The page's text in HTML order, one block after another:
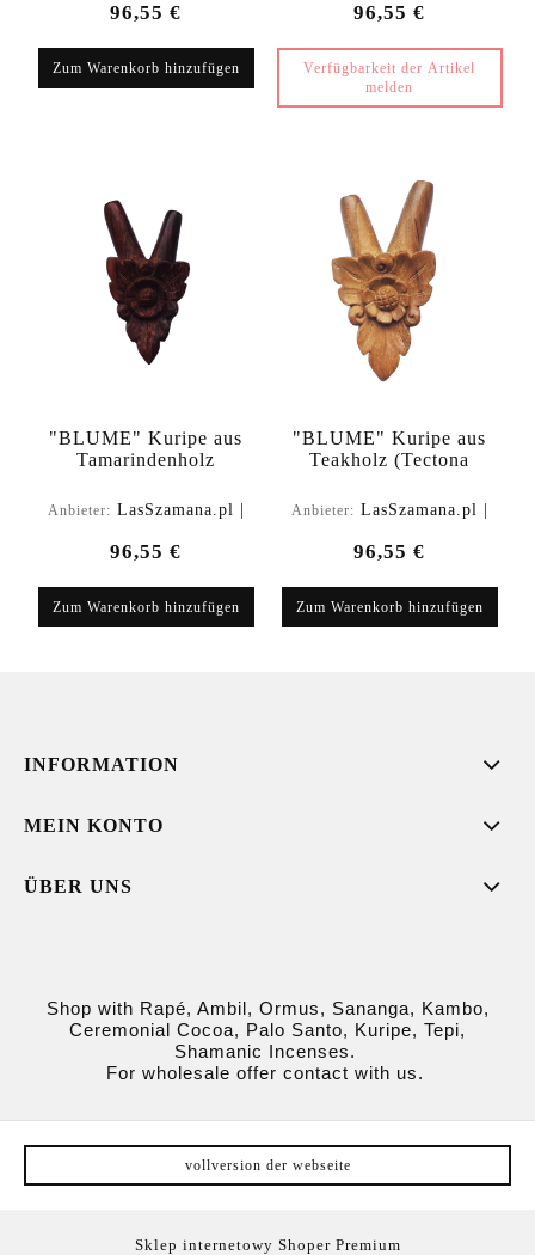
96,55 €
Zum Warenkorb hinzufügen
96,55 €
Verfügbarkeit der Artikel
melden
"BLUME" Kuripe aus
Tamarindenholz
Anbieter: LasSzamana.pl |
96,55 €
Zum Warenkorb hinzufügen
"BLUME" Kuripe aus
Teakholz (Tectona
Anbieter: LasSzamana.pl |
96,55 €
Zum Warenkorb hinzufügen
INFORMATION
MEIN KONTO
ÜBER UNS
Shop with Rapé, Ambil, Ormus, Sananga, Kambo,
Ceremonial Cocoa, Palo Santo, Kuripe, Tepi,
Shamanic Incenses.
For wholesale offer contact with us.
vollversion der webseite
Sklep internetowy Shoper Premium